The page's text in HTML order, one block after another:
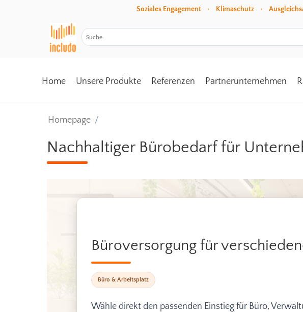
Soziales Engagement • Klimaschutz •
Home Unsere Produkte Referenzen Partnerunternehmen
Homepage /
Nachhaltiger Bürobedarf für
Büroversorgung für
Büro & Arbeitsplatz
Wähle direkt den passenden Einstieg für Büro,